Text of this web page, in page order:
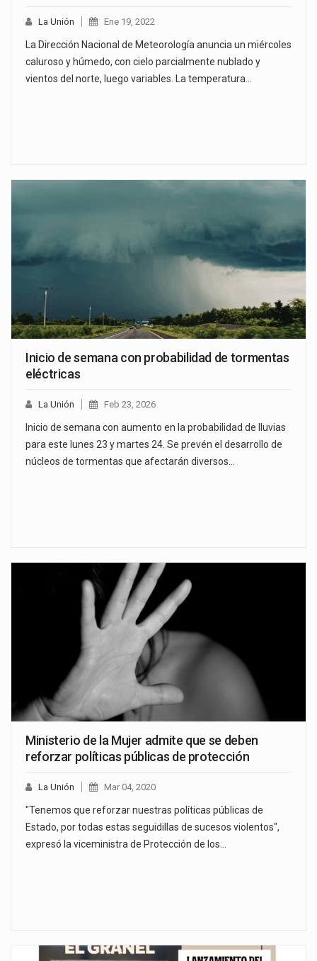
La Unión Ene 19, 2022
La Dirección Nacional de Meteorología anuncia un miércoles
caluroso y húmedo, con cielo parcialmente nublado y
vientos del norte, luego variables. La temperatura…
Inicio de semana con probabilidad de tormentas
eléctricas
La Unión Feb 23, 2026
Inicio de semana con aumento en la probabilidad de lluvias
para este lunes 23 y martes 24. Se prevén el desarrollo de
núcleos de tormentas que afectarán diversos…
Ministerio de la Mujer admite que se deben
reforzar políticas públicas de protección
La Unión Mar 04, 2020
"Tenemos que reforzar nuestras políticas públicas de
Estado, por todas estas seguidillas de sucesos violentos",
expresó la viceministra de Protección de los…